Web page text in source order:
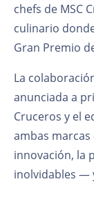
chefs de MSC
culinario
Gran Premio
La
anunciada a
Cruceros y el
ambas
innovación, la
inolvidables —